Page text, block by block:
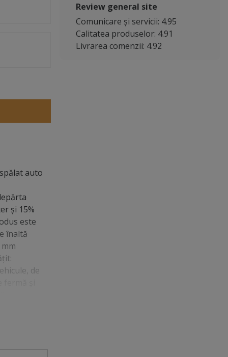
auto
şi 15%
este
înaltă
de
rutina
Review general site
Comunicare și servicii: 4.95
Calitatea produselor: 4.91
Livrarea comenzii: 4.92